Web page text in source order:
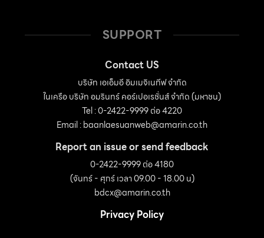
SUPPORT
Contact US
บริษัท เอเอ็มอี อิมเมจิเนทีฟ จำกัด
ในเครือ บริษัท อมรินทร์ คอร์เปอเรชั่นส์ จำกัด (มหาชน)
Tel : 0-2422-9999 ต่อ 4220
Email :baanlaesuanweb@amarin.co.th
Report an issue or send feedback
0-2422-9999 ต่อ 4180
(จันทร์ - ศุกร์ เวลา 09.00 - 18.00 น)
bdcx@amarin.co.th
Privacy Policy